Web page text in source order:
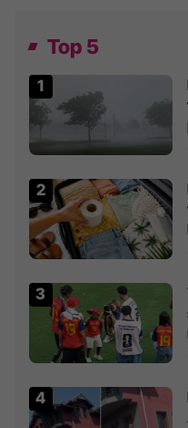
Top 5